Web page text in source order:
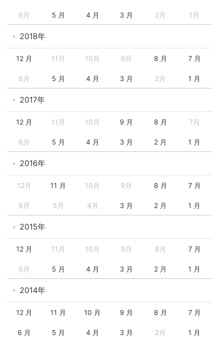
6月 5 月 4 月 3 月 2月 1月
2018年
12 月 11月 10月 9月 8 月 7 月
6月 5 月 4 月 3 月 2月 1 月
2017年
12 月 11月 10月 9 月 8 月 7月
6月 5 月 4 月 3 月 2 月 1 月
2016年
12月 11 月 10月 9月 8 月 7 月
6月 5月 4月 3 月 2 月 1 月
2015年
12 月 11月 10月 9月 8月 7 月
6月 5 月 4 月 3 月 2 月 1 月
2014年
12 月 11 月 10 月 9 月 8 月 7 月
6 月 5 月 4 月 3 月 2月 1 月